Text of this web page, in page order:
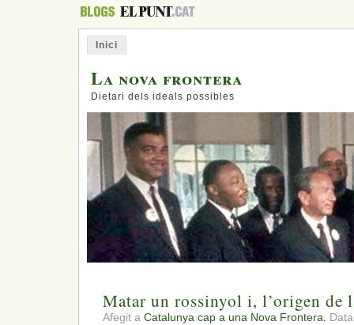
Inici
La nova frontera
Dietari dels ideals possibles
Matar un rossinyol i, l’origen de
Afegit a Catalunya cap a una Nova Frontera.